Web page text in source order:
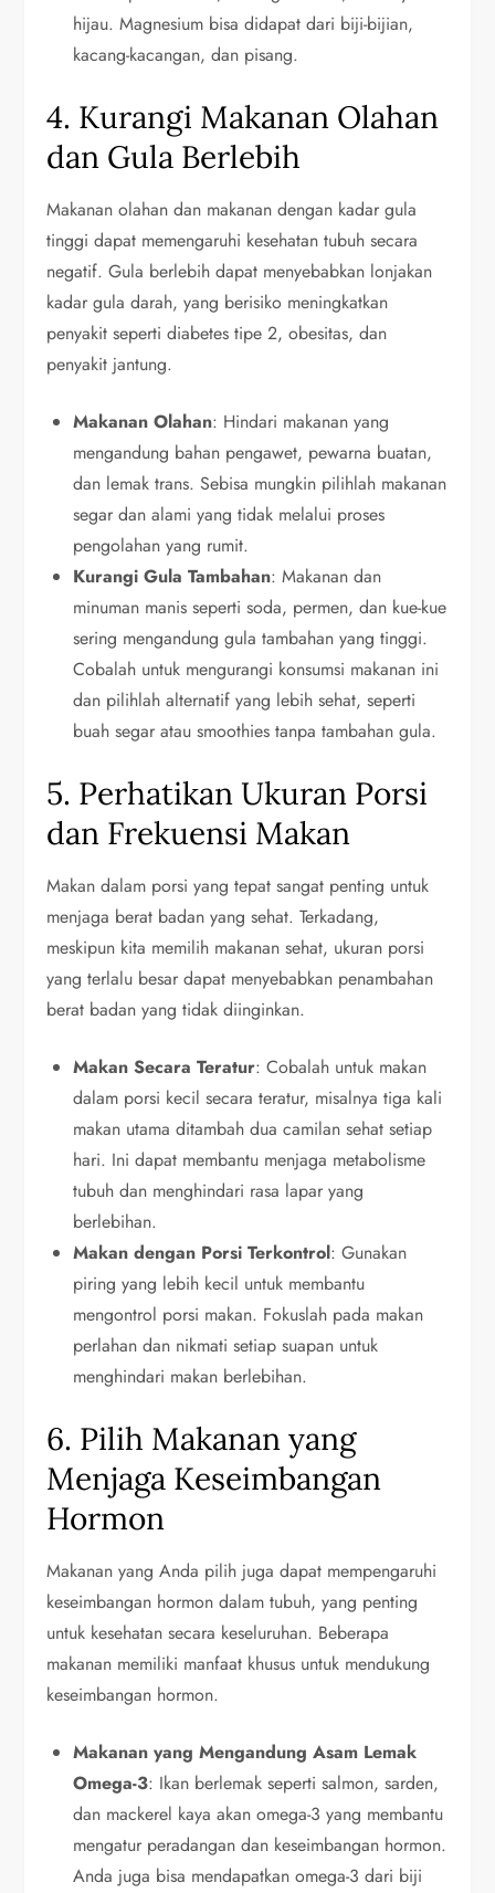
hijau. Magnesium bisa didapat dari biji-bijian,
kacang-kacangan, dan pisang.
4. Kurangi Makanan Olahan
dan Gula Berlebih
Makanan olahan dan makanan dengan kadar gula
tinggi dapat memengaruhi kesehatan tubuh secara
negatif. Gula berlebih dapat menyebabkan lonjakan
kadar gula darah, yang berisiko meningkatkan
penyakit seperti diabetes tipe 2, obesitas, dan
penyakit jantung.
Makanan Olahan: Hindari makanan yang
mengandung bahan pengawet, pewarna buatan,
dan lemak trans. Sebisa mungkin pilihlah makanan
segar dan alami yang tidak melalui proses
pengolahan yang rumit.
Kurangi Gula Tambahan: Makanan dan
minuman manis seperti soda, permen, dan kue-kue
sering mengandung gula tambahan yang tinggi.
Cobalah untuk mengurangi konsumsi makanan ini
dan pilihlah alternatif yang lebih sehat, seperti
buah segar atau smoothies tanpa tambahan gula.
5. Perhatikan Ukuran Porsi
dan Frekuensi Makan
Makan dalam porsi yang tepat sangat penting untuk
menjaga berat badan yang sehat. Terkadang,
meskipun kita memilih makanan sehat, ukuran porsi
yang terlalu besar dapat menyebabkan penambahan
berat badan yang tidak diinginkan.
Makan Secara Teratur: Cobalah untuk makan
dalam porsi kecil secara teratur, misalnya tiga kali
makan utama ditambah dua camilan sehat setiap
hari. Ini dapat membantu menjaga metabolisme
tubuh dan menghindari rasa lapar yang
berlebihan.
Makan dengan Porsi Terkontrol: Gunakan
piring yang lebih kecil untuk membantu
mengontrol porsi makan. Fokuslah pada makan
perlahan dan nikmati setiap suapan untuk
menghindari makan berlebihan.
6. Pilih Makanan yang
Menjaga Keseimbangan
Hormon
Makanan yang Anda pilih juga dapat mempengaruhi
keseimbangan hormon dalam tubuh, yang penting
untuk kesehatan secara keseluruhan. Beberapa
makanan memiliki manfaat khusus untuk mendukung
keseimbangan hormon.
Makanan yang Mengandung Asam Lemak
Omega-3: Ikan berlemak seperti salmon, sarden,
dan mackerel kaya akan omega-3 yang membantu
mengatur peradangan dan keseimbangan hormon.
Anda juga bisa mendapatkan omega-3 dari biji